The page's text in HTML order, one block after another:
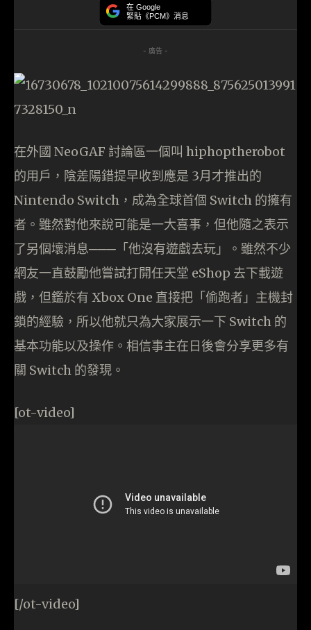
在 Google
緊貼《PCM》消息
- 廣告 -
在外國 NeoGAF 討論區一個叫 hiphoptherobot
的用戶，陰差陽錯提早收到應是 3月才推出的
Nintendo Switch，成為全球首個 Switch 的擁有
者。雖然對他來說可能是一大喜事，但他隨之表示
了另個壞消息───「他沒有遊戲去玩」。雖然不少
網友一直鼓勵他嘗試打開任天堂 eShop 去下載遊
戲，但鑑於有 Xbox One 直接把「偷跑者」主機封
鎖的經驗，所以他就只為大家展示一下 Switch 的
基本功能以及操作。相信事主在日後會分享更多有
關 Switch 的發現。
[ot-video]
[/ot-video]